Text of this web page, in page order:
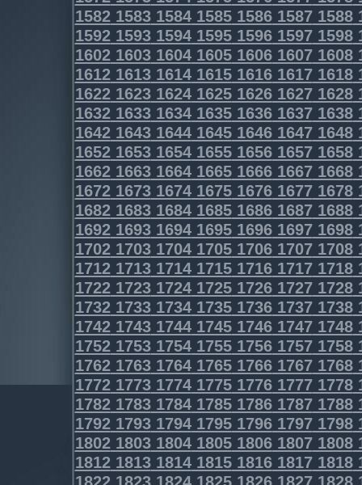
1582158315841585158615871588
1592159315941595159615971598
1602160316041605160616071608
1612161316141615161616171618
1622162316241625162616271628
1632163316341635163616371638
1642164316441645164616471648
1652165316541655165616571658
1662166316641665166616671668
1672167316741675167616771678
1682168316841685168616871688
1692169316941695169616971698
1702170317041705170617071708
1712171317141715171617171718
1722172317241725172617271728
1732173317341735173617371738
1742174317441745174617471748
1752175317541755175617571758
1762176317641765176617671768
1772177317741775177617771778
1782178317841785178617871788
1792179317941795179617971798
1802180318041805180618071808
1812181318141815181618171818